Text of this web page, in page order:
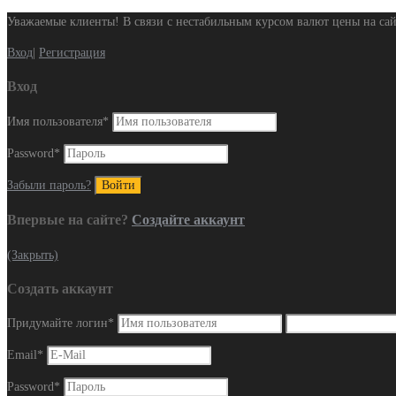
Уважаемые клиенты! В связи с нестабильным курсом валют цены на
Вход Регистрация
Вход
Имя пользователя*
Password *
Забыли пароль?
Впервые на сайте? Создайте аккаунт
(Закрыть)
Создать аккаунт
Придумайте логин*
Email*
Password*